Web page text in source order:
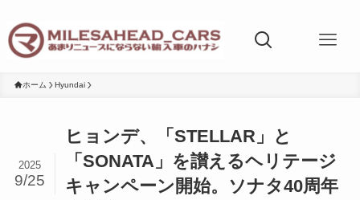
ホーム Hyundai
ヒョンデ、「STELLAR」と
「SONATA」を讃えるヘリテージ
キャンペーン開始。ソナタ40周年
2025
9/25